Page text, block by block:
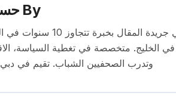
By
محررة في جريدة
الخليج. متخصصة في تغطية السياسة،
وتدرب الصحفيين الشباب. تقيم في دبي